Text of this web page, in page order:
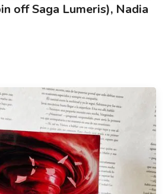
off Saga Lumeris), Nadia